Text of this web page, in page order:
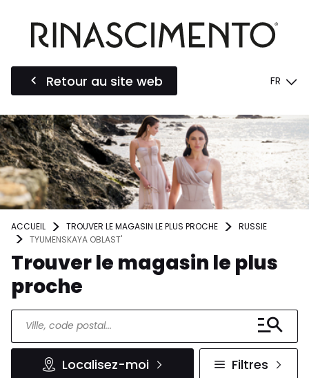
Retour au site web FR
ACCUEIL TROUVER LE MAGASIN LE PLUS PROCHE
RUSSIE
TYUMENSKAYA OBLAST'
Trouver le magasin le plus
proche
Localisez-moi Filtres